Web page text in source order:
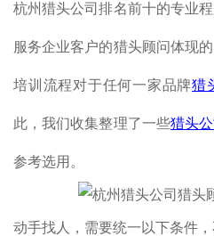
杭州猎头公司排名前十的专业
服务企业客户的猎头顾问体现
培训流程对于任何一家品牌猎
此，我们收集整理了一些猎头
参考选用。
动手找人，需要统一以下条件，